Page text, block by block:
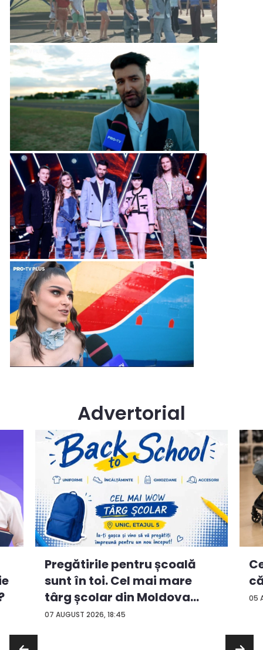
Advertorial
07 AUGUST 2026, 18:45
Pregătirile pentru școală
sunt în toi. Cel mai mare
târg școlar din Moldova
con...
05